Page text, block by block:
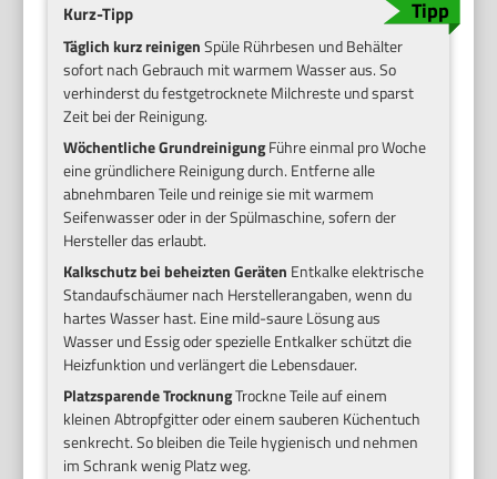
Kurz-Tipp
Täglich kurz reinigenSpüle Rührbesen und Behälter
sofort nach Gebrauch mit warmem Wasser aus. So
verhinderst du festgetrocknete Milchreste und sparst
Zeit bei der Reinigung.
Wöchentliche GrundreinigungFühre einmal pro Woche
eine gründlichere Reinigung durch. Entferne alle
abnehmbaren Teile und reinige sie mit warmem
Seifenwasser oder in der Spülmaschine, sofern der
Hersteller das erlaubt.
Kalkschutz bei beheizten Geräten Entkalke elektrische
Standaufschäumer nach Herstellerangaben, wenn du
hartes Wasser hast. Eine mild-saure Lösung aus
Wasser und Essig oder spezielle Entkalker schützt die
Heizfunktion und verlängert die Lebensdauer.
Platzsparende TrocknungTrockne Teile auf einem
kleinen Abtropfgitter oder einem sauberen Küchentuch
senkrecht. So bleiben die Teile hygienisch und nehmen
im Schrank wenig Platz weg.